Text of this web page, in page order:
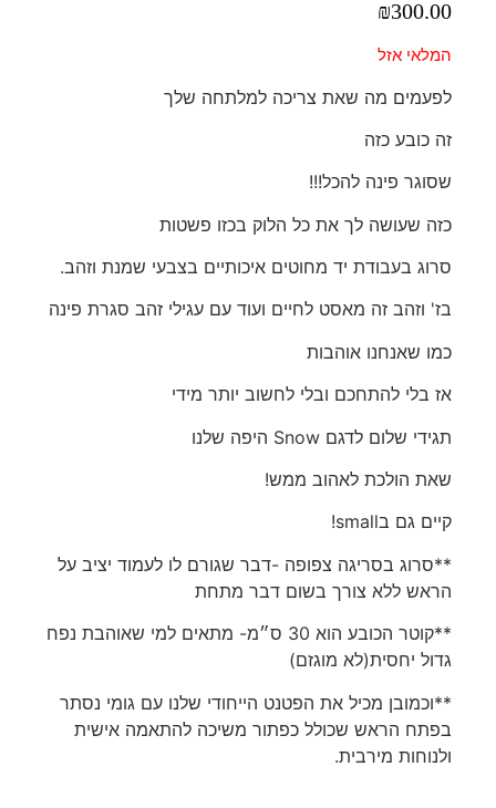
₪300.00
המלאי אזל
לפעמים מה שאת צריכה למלתחה שלך
זה כובע כזה
שסוגר פינה להכל!!!
כזה שעושה לך את כל הלוק בכזו פשטות
סרוג בעבודת יד מחוטים איכותיים בצבעי שמנת וזהב.
בז' וזהב זה מאסט לחיים ועוד עם עגילי זהב סגרת פינה
כמו שאנחנו אוהבות
אז בלי להתחכם ובלי לחשוב יותר מידי
תגידי שלום לדגם Snow היפה שלנו
שאת הולכת לאהוב ממש!
קיים גם בsmall!
**סרוג בסריגה צפופה -דבר שגורם לו לעמוד יציב על
הראש ללא צורך בשום דבר מתחת
**קוטר הכובע הוא 30 ס״מ- מתאים למי שאוהבת נפח
גדול יחסית(לא מוגזם)
**וכמובן מכיל את הפטנט הייחודי שלנו עם גומי נסתר
בפתח הראש שכולל כפתור משיכה להתאמה אישית
ולנוחות מירבית.